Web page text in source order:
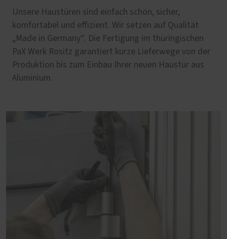
Unsere Haustüren sind einfach schön, sicher,
komfortabel und effizient. Wir setzen auf Qualität
„Made in Germany“. Die Fertigung im thüringischen
PaX Werk Rositz garantiert kurze Lieferwege von der
Produktion bis zum Einbau Ihrer neuen Haustür aus
Aluminium.